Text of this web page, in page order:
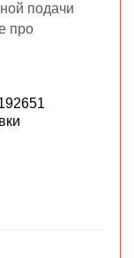
подачи
про